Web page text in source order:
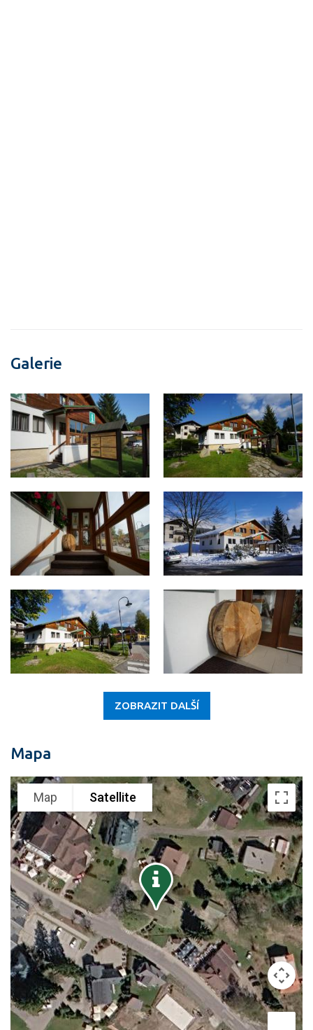
Galerie
ZOBRAZIT DALŠÍ
Mapa
Map Satellite